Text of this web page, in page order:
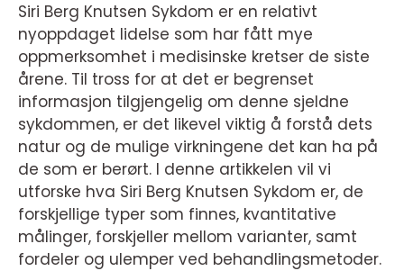
Siri Berg Knutsen Sykdom er en relativt
nyoppdaget lidelse som har fått mye
oppmerksomhet i medisinske kretser de siste
årene. Til tross for at det er begrenset
informasjon tilgjengelig om denne sjeldne
sykdommen, er det likevel viktig å forstå dets
natur og de mulige virkningene det kan ha på
de som er berørt. I denne artikkelen vil vi
utforske hva Siri Berg Knutsen Sykdom er, de
forskjellige typer som finnes, kvantitative
målinger, forskjeller mellom varianter, samt
fordeler og ulemper ved behandlingsmetoder.